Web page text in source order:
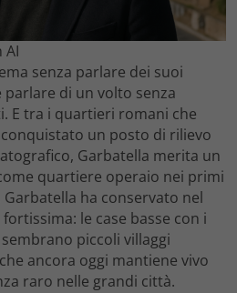
AI
senza parlare dei suoi
di un volto senza
E tra i quartieri romani che
un posto di rilievo
Garbatella merita un
quartiere operaio nei primi
ha conservato nel
le case basse con i
piccoli villaggi
ancora oggi mantiene vivo
raro nelle grandi città.